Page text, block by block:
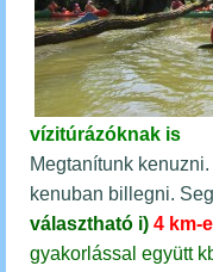
vízitúrázóknak is
Megtanítunk
kenuban billegni.
választható i) 4 km-
gyakorlással együtt